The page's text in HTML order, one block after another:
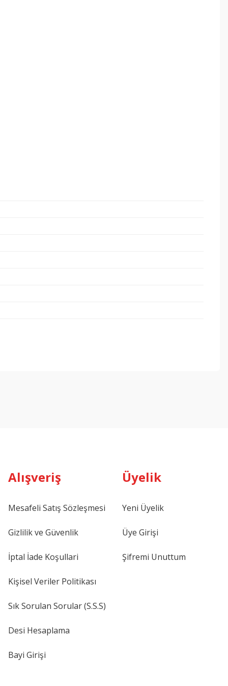
Alışveriş
Mesafeli Satış Sözleşmesi
Gizlilik ve Güvenlik
İptal İade Koşullari
Kişisel Veriler Politikası
Sık Sorulan Sorular (S.S.S)
Desi Hesaplama
Bayi Girişi
Üyelik
Yeni Üyelik
Üye Girişi
Şifremi Unuttum